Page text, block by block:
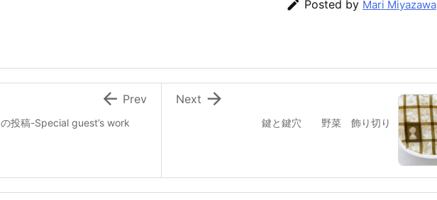
 Posted by Mari Miyazawa
鍵と鍵穴 野菜 飾り切り

Next
投稿-Special guest’s work
 Prev